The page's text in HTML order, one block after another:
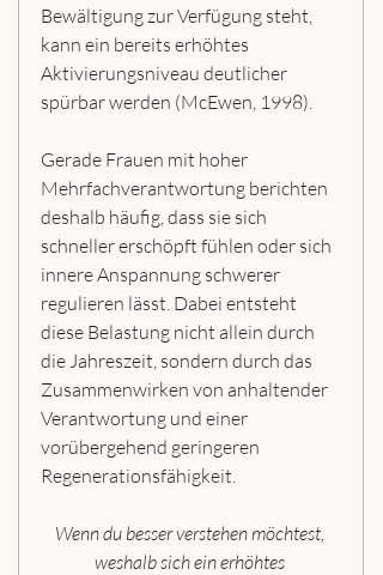
Bewältigung zur Verfügung steht,
kann ein bereits erhöhtes
Aktivierungsniveau deutlicher
spürbar werden (McEwen, 1998).
Gerade Frauen mit hoher
Mehrfachverantwortung berichten
deshalb häufig, dass sie sich
schneller erschöpft fühlen oder sich
innere Anspannung schwerer
regulieren lässt. Dabei entsteht
diese Belastung nicht allein durch
die Jahreszeit, sondern durch das
Zusammenwirken von anhaltender
Verantwortung und einer
vorübergehend geringeren
Regenerationsfähigkeit.
Wenn du besser verstehen möchtest,
weshalb sich ein erhöhtes